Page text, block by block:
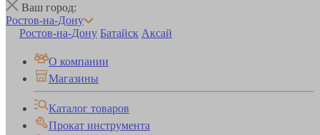
Ваш город:
Ростов-на-Дону
Ростов-на-Дону Батайск Аксай
О компании
Магазины
Каталог товаров
Прокат инструмента